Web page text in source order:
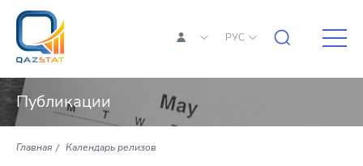
РУС
Публикации
Главная Календарь релизов